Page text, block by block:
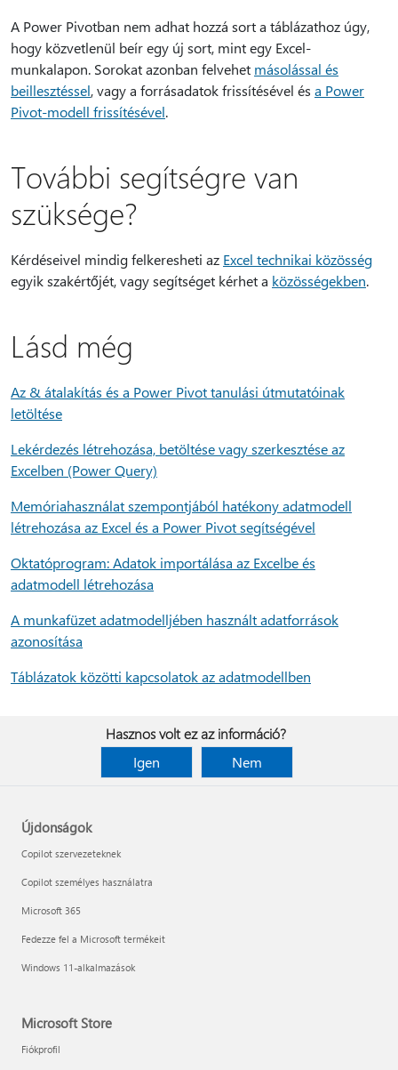
A Power Pivotban nem adhat hozzá sort a táblázathoz úgy,
hogy közvetlenül beír egy új sort, mint egy Excel-
munkalapon. Sorokat azonban felvehet másolással és
beillesztéssel, vagy a forrásadatok frissítésével és a Power
Pivot-modell frissítésével.
További segítségre van
szüksége?
Kérdéseivel mindig felkeresheti az Excel technikai közösség
egyik szakértőjét, vagy segítséget kérhet a közösségekben.
Lásd még
Az & átalakítás és a Power Pivot tanulási útmutatóinak
letöltése
Lekérdezés létrehozása, betöltése vagy szerkesztése az
Excelben (Power Query)
Memóriahasználat szempontjából hatékony adatmodell
létrehozása az Excel és a Power Pivot segítségével
Oktatóprogram: Adatok importálása az Excelbe és
adatmodell létrehozása
A munkafüzet adatmodelljében használt adatforrások
azonosítása
Táblázatok közötti kapcsolatok az adatmodellben
Hasznos volt ez az információ?
Igen
Nem
Újdonságok
Copilot szervezeteknek
Copilot személyes használatra
Microsoft 365
Fedezze fel a Microsoft termékeit
Windows 11-alkalmazások
Microsoft Store
Fiókprofil